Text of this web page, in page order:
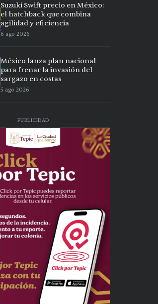
Suzuki Swift precio en México:
el hatchback que combina
agilidad y eficiencia
6 ago 2026
México lanza plan nacional
para frenar la invasión del
sargazo en costas
5 ago 2026
PUBLICIDAD